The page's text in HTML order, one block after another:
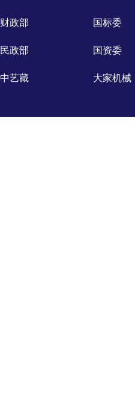
财政部 国标委
民政部 国资委
中艺藏 大家机械